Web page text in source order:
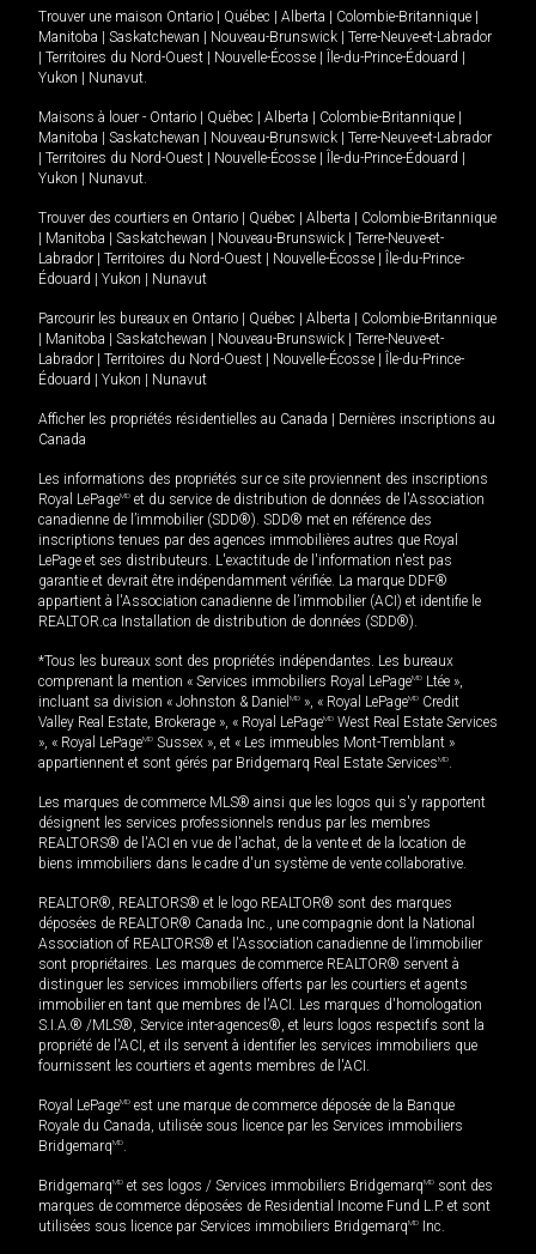
Trouver une maison Ontario | Québec | Alberta | Colombie-Britannique |
Manitoba | Saskatchewan | Nouveau-Brunswick | Terre-Neuve-et-Labrador
| Territoires du Nord-Ouest | Nouvelle-Écosse | Île-du-Prince-Édouard |
Yukon | Nunavut.
Maisons à louer - Ontario | Québec | Alberta | Colombie-Britannique |
Manitoba | Saskatchewan | Nouveau-Brunswick | Terre-Neuve-et-Labrador
| Territoires du Nord-Ouest | Nouvelle-Écosse | Île-du-Prince-Édouard |
Yukon | Nunavut.
Trouver des courtiers en Ontario | Québec | Alberta | Colombie-Britannique
| Manitoba | Saskatchewan | Nouveau-Brunswick | Terre-Neuve-et-
Labrador | Territoires du Nord-Ouest | Nouvelle-Écosse | Île-du-Prince-
Édouard | Yukon | Nunavut
Parcourir les bureaux en Ontario | Québec | Alberta | Colombie-Britannique
| Manitoba | Saskatchewan | Nouveau-Brunswick | Terre-Neuve-et-
Labrador | Territoires du Nord-Ouest | Nouvelle-Écosse | Île-du-Prince-
Édouard | Yukon | Nunavut
Afficher les propriétés résidentielles au Canada | Dernières inscriptions au
Canada
Les informations des propriétés sur ce site proviennent des inscriptions
Royal LePageMD et du service de distribution de données de l'Association
canadienne de l’immobilier (SDD®). SDD® met en référence des
inscriptions tenues par des agences immobilières autres que Royal
LePage et ses distributeurs. L'exactitude de l'information n'est pas
garantie et devrait être indépendamment vérifiée. La marque DDF®
appartient à l'Association canadienne de l’immobilier (ACI) et identifie le
REALTOR.ca Installation de distribution de données (SDD®).
*Tous les bureaux sont des propriétés indépendantes. Les bureaux
comprenant la mention « Services immobiliers Royal LePageMD Ltée »,
incluant sa division « Johnston & Daniel MD », « Royal LePageMD Credit
Valley Real Estate, Brokerage », « Royal LePageMD West Real Estate Services
», « Royal LePageMD Sussex », et « Les immeubles Mont-Tremblant »
appartiennent et sont gérés par Bridgemarq Real Estate ServicesMD.
Les marques de commerce MLS® ainsi que les logos qui s'y rapportent
désignent les services professionnels rendus par les membres
REALTORS® de l'ACI en vue de l'achat, de la vente et de la location de
biens immobiliers dans le cadre d'un système de vente collaborative.
REALTOR®, REALTORS® et le logo REALTOR® sont des marques
déposées de REALTOR® Canada Inc., une compagnie dont la National
Association of REALTORS® et l'Association canadienne de l’immobilier
sont propriétaires. Les marques de commerce REALTOR® servent à
distinguer les services immobiliers offerts par les courtiers et agents
immobilier en tant que membres de l'ACI. Les marques d'homologation
S.I.A.® /MLS®, Service inter-agences®, et leurs logos respectifs sont la
propriété de l'ACI, et ils servent à identifier les services immobiliers que
fournissent les courtiers et agents membres de l'ACI.
Royal LePageMD est une marque de commerce déposée de la Banque
Royale du Canada, utilisée sous licence par les Services immobiliers
BridgemarqMD.
BridgemarqMD et ses logos / Services immobiliers BridgemarqMD sont des
marques de commerce déposées de Residential Income Fund L.P. et sont
utilisées sous licence par Services immobiliers BridgemarqMD Inc.